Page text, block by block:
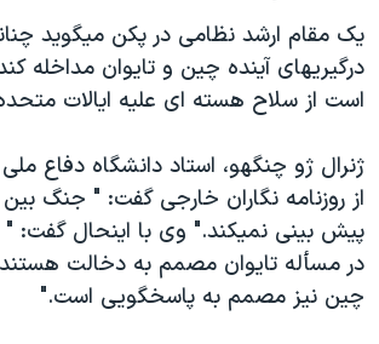
صفحه
اصلی
جهش
به
جستجو
جهان
ورزشی
گزیده‌ها
ویژه برنامه‌ها
ویدیوها
فرهنگ و زندگی
صفحه‌های ویژه
جام جهانی ۲۰۲۶
عملیات خشم حماسی
۲۵۰سالگی آمریکا
بایگانی برنامه‌های تلویزیونی
مستندها
انتخابات ریاست جمهوری آمریکا ۲۰۲۴
فرکانس‌های صدای آمریکا
پخش رادیویی
یادگیری زبان انگلیسی
دنبال کنید
يک مقام ارشد نظامی در پکن ميگويد
درگيريهای آينده چين و تايوان مداخله
است از سلاح هسته ای عليه ايالات
ژنرال ژو چنگهو، استاد دانشگاه دفاع
از روزنامه نگاران خارجی گفت: " جنگ بين
پيش بينی نميکند." وی با اينحال گفت: "
در مسأله تايوان مصمم به دخالت
چين نيز مصمم به پاسخگويی است."